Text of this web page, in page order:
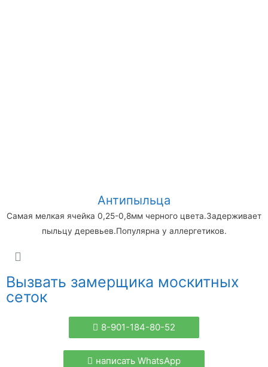
Антипыльца
Самая мелкая ячейка 0,25-0,8мм черного цвета.Задерживает
пыльцу деревьев.Популярна у аллергетиков.
Вызвать замерщика москитных
сеток
8-901-184-80-52
написать WhatsApp